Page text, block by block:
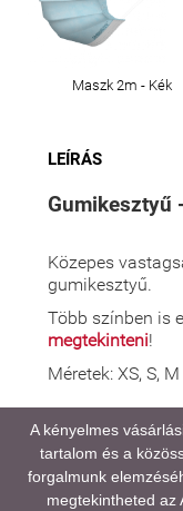
Maszk 2m - Kék
LEÍRÁS
Gumikesztyű
Közepes
gumikesztyű.
Több színben is
megtekinteni!
Méretek: XS, S, M
A
a valóságtól,
A kényelmes
tartalom és a
forgalmunk
megtekintheted az